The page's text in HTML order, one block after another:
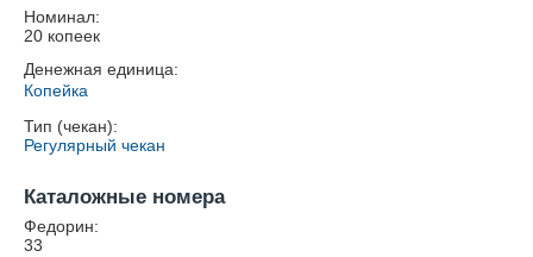
Номинал:
20 копеек
Денежная единица:
Копейка
Тип (чекан):
Регулярный чекан
Каталожные номера
Федорин:
33